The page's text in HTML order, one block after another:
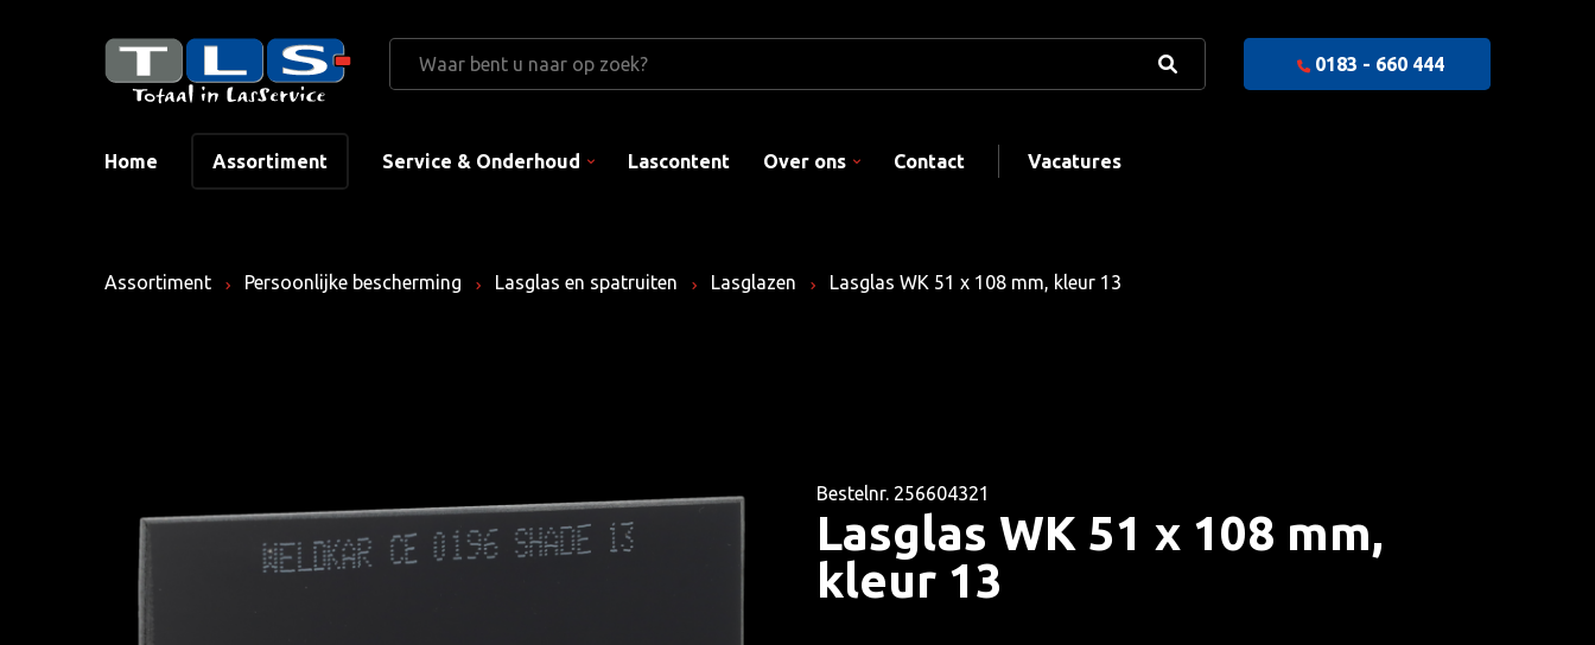
0183 - 660 444
Home Assortiment Service & Onderhoud Lascontent Over ons Contact Vacatures
Assortiment Persoonlijke bescherming Lasglas en spatruiten Lasglazen Lasglas WK 51 x 108 mm, kleur 13
Bestelnr. 256604321
Lasglas WK 51 x 108 mm,
kleur 13